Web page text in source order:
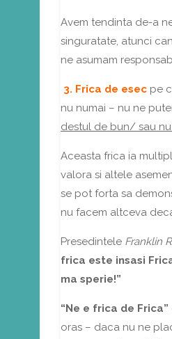
Avem tendinta de-a
singuratate, atunci
ne asumam
3. Frica de esec pe
nu numai – nu ne
destul de bun/ sau nu
Aceasta frica ia
valora si altele
se pot forta sa
nu facem altceva
Presedintele Franklin
frica este insasi
ma sperie!”
“Ne e frica de Frica”
oras – daca nu ne